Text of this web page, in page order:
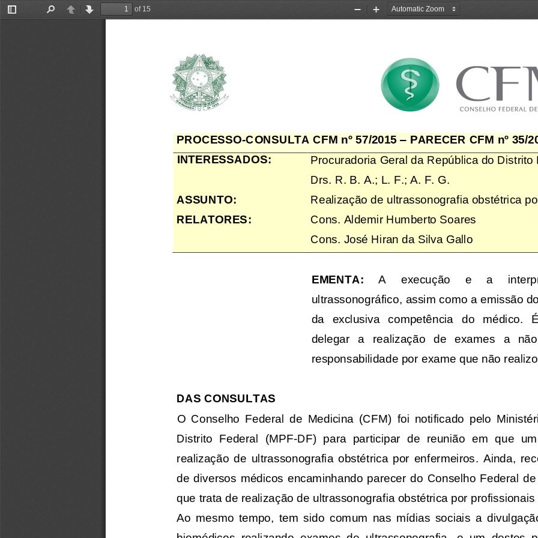
Toggle
PreviousNext
of 15
Zoom
Zoom
PROCESSO-CONSULTA CFM nº 57/2015 – PARECER CFM nº 35/
INTERESSADOS: Procuradoria Geral da República do Distrito
Drs. R. B. A.; L. F.; A. F. G.
ASSUNTO:
Realização de ultrassonografia obstétrica
RELATORES: Cons. Aldemir Humberto Soares
Cons. José Hiran da Silva Gallo
EMENTA:
A     execução     e     a
ultrassonográfico, assim como a emissão
da   exclusiva   competência   do   médico.
delegar   a   realização   de   exames   a
responsabilidade por exame que não
DAS CONSULTAS
O  Conselho  Federal  de  Medicina  (CFM) foi  notificado  pelo
Distrito Federal  (MPF-DF) para  participar  de  reunião em  que
realização  de  ultrassonografia  obstétrica  por  enfermeiros Ainda
de  diversos médicos  encaminhando  parecer  do  Conselho  Federal
que trata de realização de ultrassonografia obstétrica por profissionais
Ao  mesmo  tempo
tem  sido  comum  nas  mídias  sociais  a